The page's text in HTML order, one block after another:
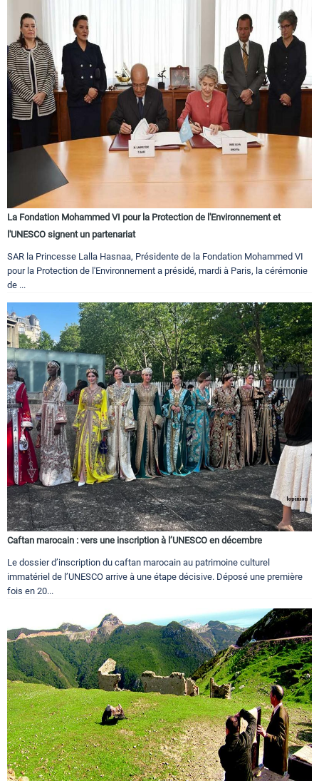
La Fondation Mohammed VI pour la Protection de l'Environnement et
l'UNESCO signent un partenariat
SAR la Princesse Lalla Hasnaa, Présidente de la Fondation Mohammed VI
pour la Protection de l'Environnement a présidé, mardi à Paris, la cérémonie
de ...
Caftan marocain : vers une inscription à l’UNESCO en décembre
Le dossier d’inscription du caftan marocain au patrimoine culturel
immatériel de l’UNESCO arrive à une étape décisive. Déposé une première
fois en 20...